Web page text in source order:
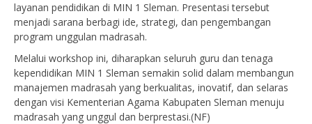
layanan pendidikan di MIN 1 Sleman. Presentasi tersebut
menjadi sarana berbagi ide, strategi, dan pengembangan
program unggulan madrasah.
Melalui workshop ini, diharapkan seluruh guru dan tenaga
kependidikan MIN 1 Sleman semakin solid dalam membangun
manajemen madrasah yang berkualitas, inovatif, dan selaras
dengan visi Kementerian Agama Kabupaten Sleman menuju
madrasah yang unggul dan berprestasi.(NF)